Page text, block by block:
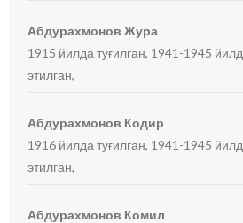
Абдурахмонов Жура
1915 йилда туғилган, 1941-1945
этилган,
Абдурахмонов Кодир
1916 йилда туғилган, 1941-1945
этилган,
Абдурахмонов Комил